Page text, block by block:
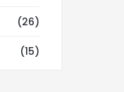
(26)
(15)